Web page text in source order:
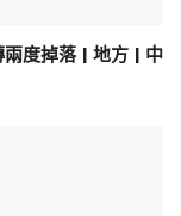
度掉落 | 地方 | 中